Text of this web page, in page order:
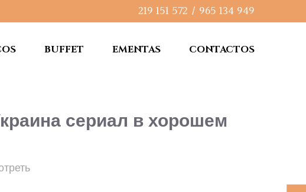
219 151 572 / 965 134 949
BUFFET EMENTAS CONTACTOS
сериал в хорошем